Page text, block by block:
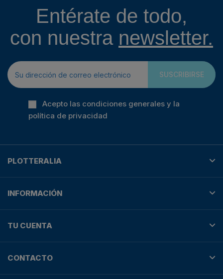
Entérate de todo,
con nuestra newsletter.
SUSCRIBIRSE
Acepto las condiciones generales y la
política de privacidad
PLOTTERALIA
INFORMACIÓN
TU CUENTA
CONTACTO